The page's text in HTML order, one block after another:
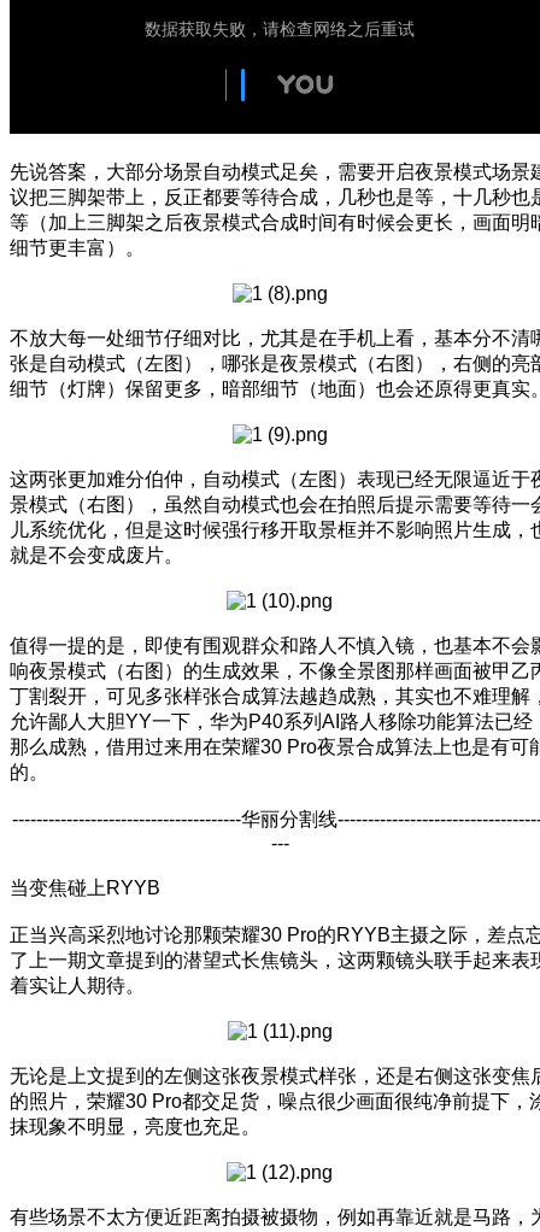
先说答案，大部分场景自动模式足矣，需要开启夜景模式场景
议把三脚架带上，反正都要等待合成，几秒也是等，十几秒也
等（加上三脚架之后夜景模式合成时间有时候会更长，画面明
细节更丰富）。
不放大每一处细节仔细对比，尤其是在手机上看，基本分不清
张是自动模式（左图），哪张是夜景模式（右图），右侧的亮
细节（灯牌）保留更多，暗部细节（地面）也会还原得更真实
这两张更加难分伯仲，自动模式（左图）表现已经无限逼近于
景模式（右图），虽然自动模式也会在拍照后提示需要等待一
儿系统优化，但是这时候强行移开取景框并不影响照片生成，
就是不会变成废片。
值得一提的是，即使有围观群众和路人不慎入镜，也基本不会
响夜景模式（右图）的生成效果，不像全景图那样画面被甲乙
丁割裂开，可见多张样张合成算法越趋成熟，其实也不难理解
允许鄙人大胆YY一下，华为P40系列AI路人移除功能算法已经
那么成熟，借用过来用在荣耀30 Pro夜景合成算法上也是有可
的。
--------------------------------------华丽分割线
---
当变焦碰上RYYB
正当兴高采烈地讨论那颗荣耀30 Pro的RYYB主摄之际，差点
了上一期文章提到的潜望式长焦镜头，这两颗镜头联手起来表
着实让人期待。
无论是上文提到的左侧这张夜景模式样张，还是右侧这张变焦
的照片，荣耀30 Pro都交足货，噪点很少画面很纯净前提下，
抹现象不明显，亮度也充足。
有些场景不太方便近距离拍摄被摄物，例如再靠近就是马路，